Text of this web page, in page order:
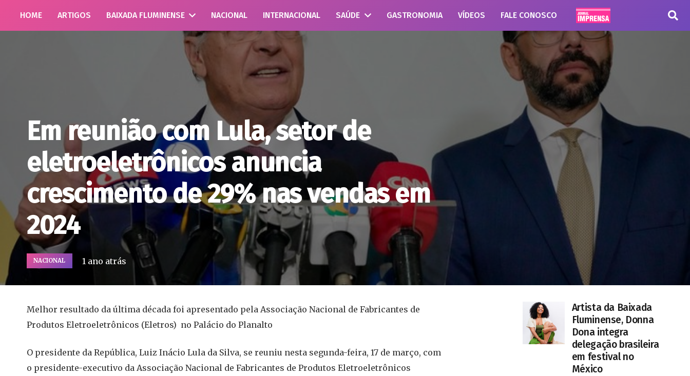
HOME ARTIGOS BAIXADA FLUMINENSE NACIONAL INTERNACIONAL SAÚDE GASTRONOMIA VÍDEOS FALE CONOSCO
Em reunião com Lula, setor de
eletroeletrônicos anuncia
crescimento de 29% nas vendas em
2024
NACIONAL 1 ano atrás
Melhor resultado da última década foi apresentado pela Associação Nacional de Fabricantes de
Produtos Eletroeletrônicos (Eletros) no Palácio do Planalto
O presidente da República, Luiz Inácio Lula da Silva, se reuniu nesta segunda-feira, 17 de março, com
o presidente-executivo da Associação Nacional de Fabricantes de Produtos Eletroeletrônicos
Artista da Baixada
Fluminense, Donna
Dona integra
delegação brasileira
em festival no
México